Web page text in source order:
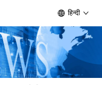
हिन्दी